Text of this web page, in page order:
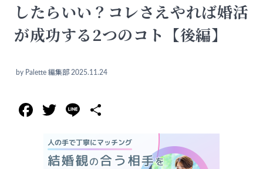
したらいい？コレさえやれば婚活
が成功する2つのコト【後編】
by Palette 編集部 2025.11.24
Facebook
Twitter
Line